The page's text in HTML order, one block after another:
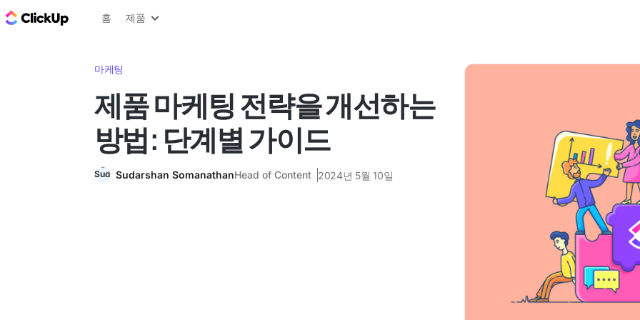
ClickUp 블로그
홈 제품
마케팅
제품 마케팅 전략을 개선하는
방법: 단계별 가이드
Sudarshan SomanathanHead of Content 2024년 5월 10일